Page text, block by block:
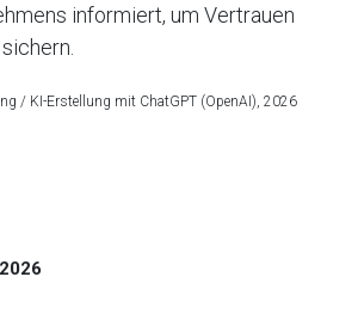
informiert, um Vertrauen
/ KI-Erstellung mit ChatGPT (OpenAI), 2026